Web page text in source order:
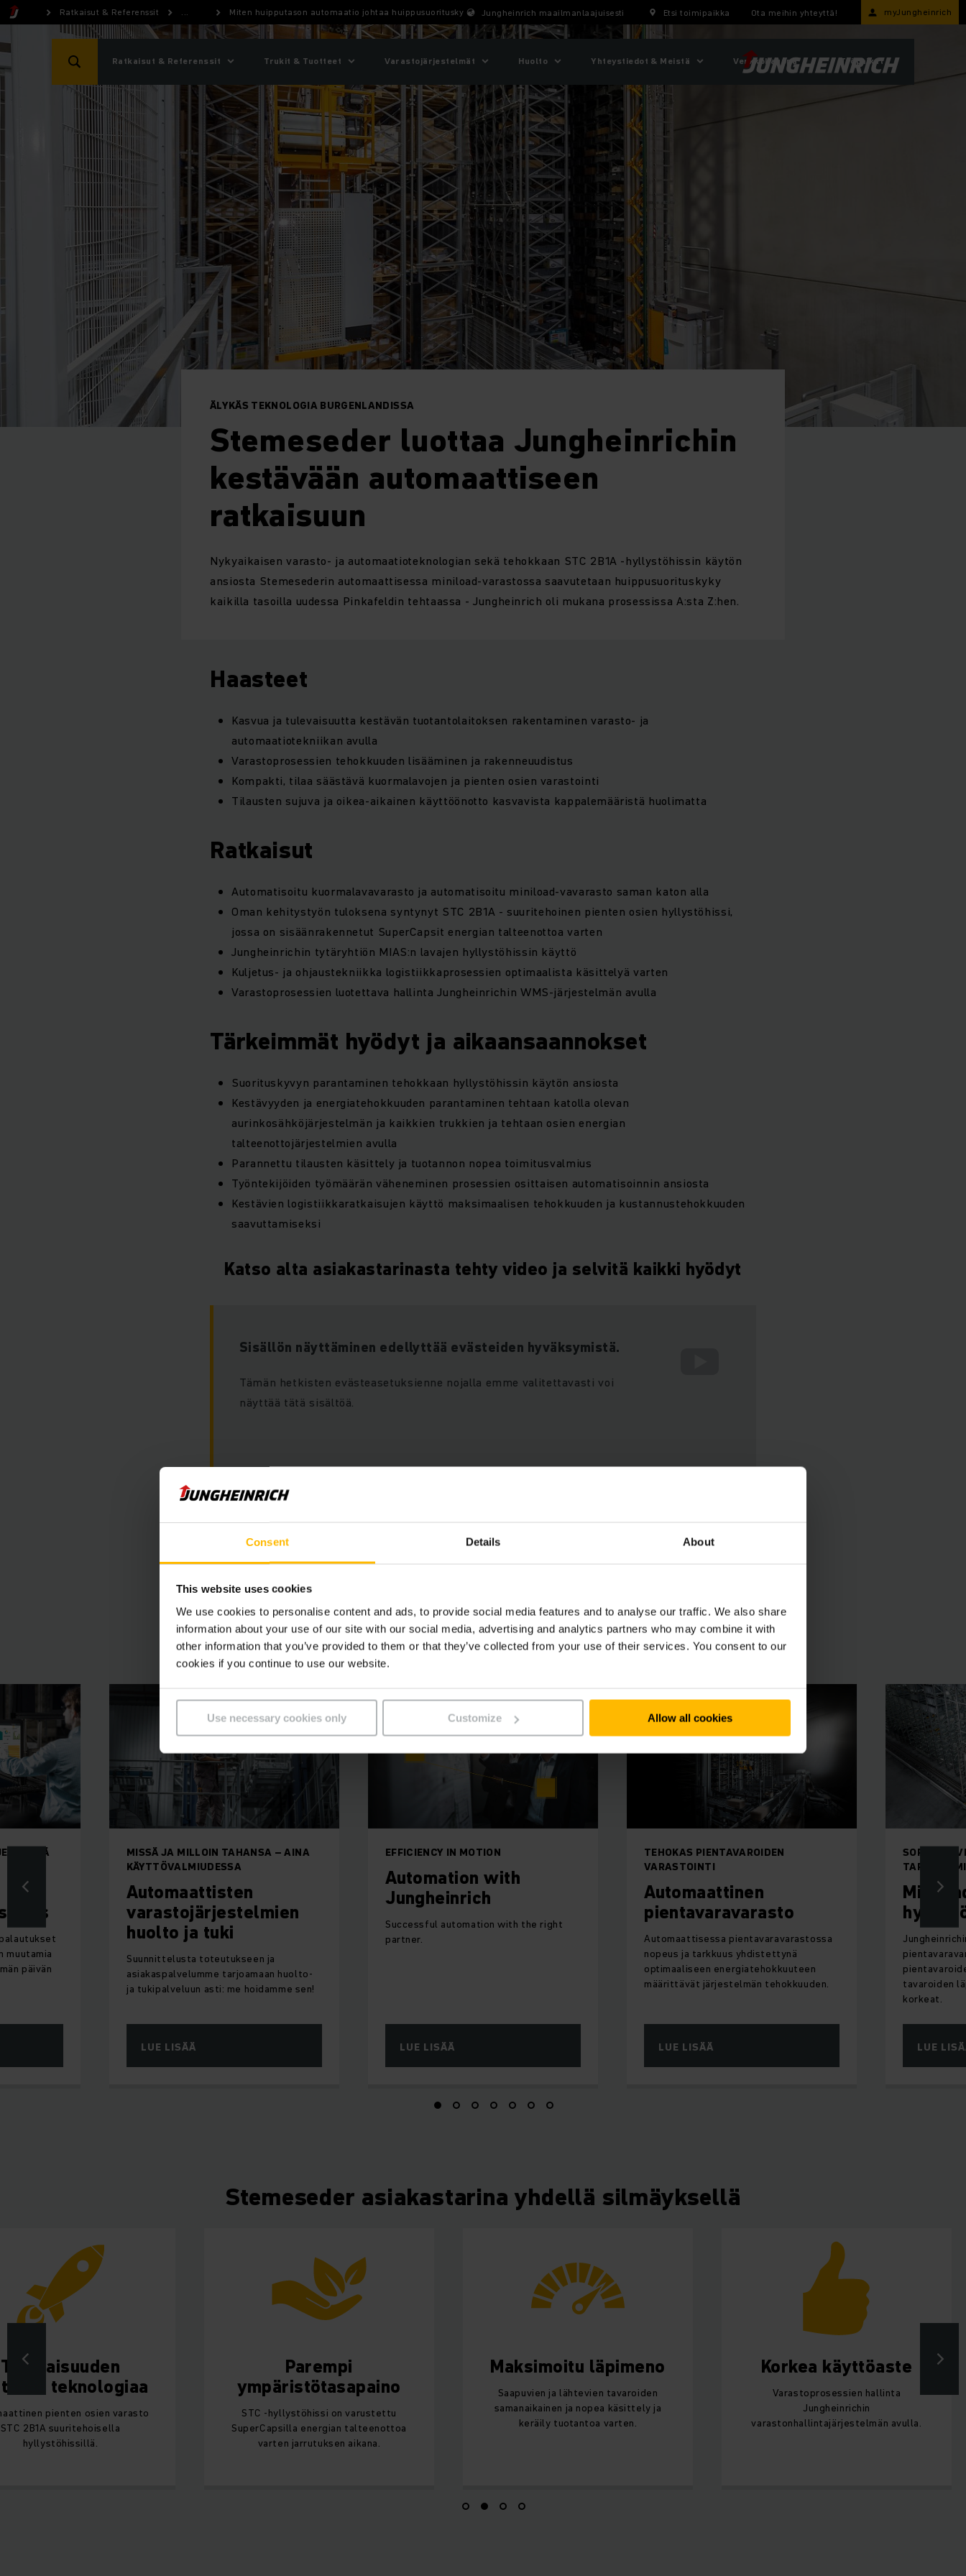
Consent Details About
This website uses cookies
We use cookies to personalise content and ads, to provide social media features and to analyse our traffic. We also share
information about your use of our site with our social media, advertising and analytics partners who may combine it with
other information that you’ve provided to them or that they’ve collected from your use of their services. You consent to our
cookies if you continue to use our website.
Use necessary cookies only Customize Allow all cookies
Ratkaisut & Referenssit ... Miten huipputason automaatio johtaa huippusuorituskykyyn?Jungheinrich maailmanlaajuisesti Etsi toimipaikka Ota meihin yhteyttä! myJungheinrich
Ratkaisut & Referenssit Trukit & Tuotteet Varastojärjestelmät Huolto Yhteystiedot & Meistä Verkkokauppa Työpaikat
ÄLYKÄS TEKNOLOGIA BURGENLANDISSA
Stemeseder luottaa Jungheinrichin
kestävään automaattiseen
ratkaisuun
Nykyaikaisen varasto- ja automaatioteknologian sekä tehokkaan STC 2B1A -hyllystöhissin käytön
ansiosta Stemesederin automaattisessa miniload-varastossa saavutetaan huippusuorituskyky
kaikilla tasoilla uudessa Pinkafeldin tehtaassa - Jungheinrich oli mukana prosessissa A:sta Z:hen.
Haasteet
Kasvua ja tulevaisuutta kestävän tuotantolaitoksen rakentaminen varasto- ja
automaatiotekniikan avulla
Varastoprosessien tehokkuuden lisääminen ja rakenneuudistus
Kompakti, tilaa säästävä kuormalavojen ja pienten osien varastointi
Tilausten sujuva ja oikea-aikainen käyttöönotto kasvavista kappalemääristä huolimatta
Ratkaisut
Automatisoitu kuormalavavarasto ja automatisoitu miniload-vavarasto saman katon alla
Oman kehitystyön tuloksena syntynyt STC 2B1A - suuritehoinen pienten osien hyllystöhissi,
jossa on sisäänrakennetut SuperCapsit energian talteenottoa varten
Jungheinrichin tytäryhtiön MIAS:n lavajen hyllystöhissin käyttö
Kuljetus- ja ohjaustekniikka logistiikkaprosessien optimaalista käsittelyä varten
Varastoprosessien luotettava hallinta Jungheinrichin WMS-järjestelmän avulla
Tärkeimmät hyödyt ja aikaansaannokset
Suorituskyvyn parantaminen tehokkaan hyllystöhissin käytön ansiosta
Kestävyyden ja energiatehokkuuden parantaminen tehtaan katolla olevan
aurinkosähköjärjestelmän ja kaikkien trukkien ja tehtaan osien energian
talteenottojärjestelmien avulla
Parannettu tilausten käsittely ja tuotannon nopea toimitusvalmius
Työntekijöiden työmäärän väheneminen prosessien osittaisen automatisoinnin ansiosta
Kestävien logistiikkaratkaisujen käyttö maksimaalisen tehokkuuden ja kustannustehokkuuden
saavuttamiseksi
Katso alta asiakastarinasta tehty video ja selvitä kaikki hyödyt
Sisällön näyttäminen edellyttää evästeiden hyväksymistä.
Tämän hetkisten evästeasetuksienne nojalla emme valitettavasti voi
näyttää tätä sisältöä.
Näet tämän sisällön hyväksymällä
”markkinointi” evästeet.
Asiakkaan käytössä olevat Jungheinrich tuotteet ja ratkaisut
EFFICIENCY IN MOTION
Automation with
Jungheinrich
Successful automation with the right
partner.
LUE LISÄÄ
TEHOKAS PIENTAVAROIDEN
VARASTOINTI
Automaattinen
pientavaravarasto
Automaattisessa pientavaravarastossa
nopeus ja tarkkuus yhdistettynä
optimaaliseen energiatehokkuuteen
määrittävät järjestelmän tehokkuuden.
LUE LISÄÄ
SOPII
tavaroiden
korkeat.
LUE
muutamia
päivän
MISSÄ JA MILLOIN TAHANSA – AINA
KÄYTTÖVALMIUDESSA
Automaattisten
varastojärjestelmien
huolto ja tuki
Suunnittelusta toteutukseen ja
asiakaspalvelumme tarjoamaan huolto-
ja tukipalveluun asti: me hoidamme sen!
LUE LISÄÄ
Stemeseder asiakastarina yhdellä silmäyksellä
Tulevaisuuden
teknologiaa
pienten osien varasto
STC 2B1A suuritehoisella
hyllystöhissillä.
Parempi
ympäristötasapaino
STC -hyllystöhissi on varustettu
SuperCapsilla energian talteenottoa
varten jarrutuksen aikana.
Maksimoitu läpimeno
Saapuvien ja lähtevien tavaroiden
samanaikainen ja nopea käsittely ja
keräily tuotantoa varten.
Korkea käyttöaste
Varastoprosessien hallinta
Jungheinrichin
varastonhallintajärjestelmän avulla.